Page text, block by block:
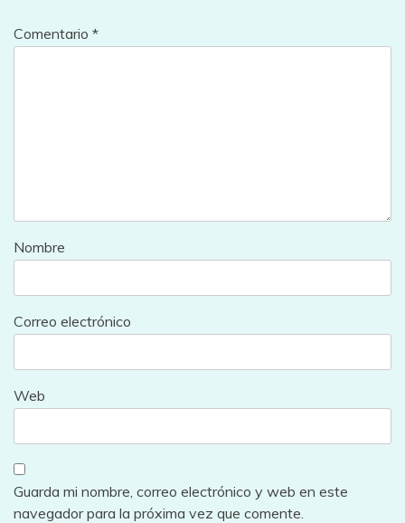
Comentario *
Nombre
Correo electrónico
Web
Guarda mi nombre, correo electrónico y web en este
navegador para la próxima vez que comente.